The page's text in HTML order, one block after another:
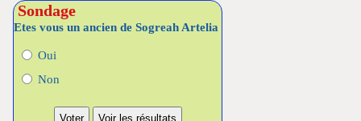
Sondage
Etes vous un ancien de Sogreah Artelia
Oui
Non